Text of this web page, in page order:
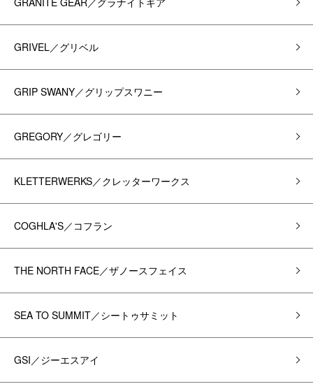
GRIVEL／グリベル
GRIP SWANY／グリップスワニー
GREGORY／グレゴリー
KLETTERWERKS／クレッターワークス
COGHLA'S／コフラン
THE NORTH FACE／ザノースフェイス
SEA TO SUMMIT／シートゥサミット
GSI／ジーエスアイ